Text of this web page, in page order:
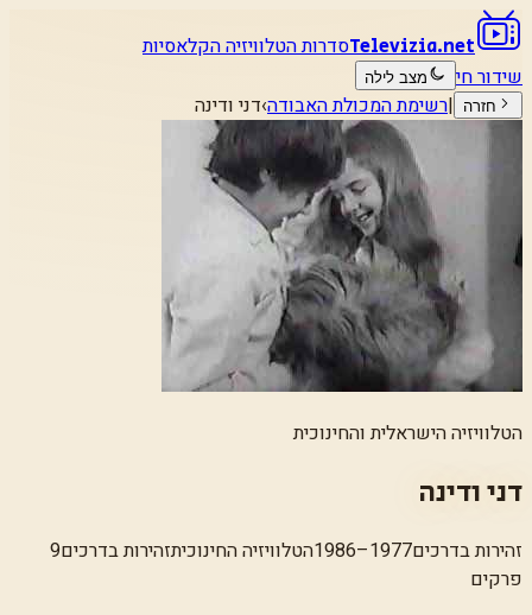
Televizia.netסדרות הטלוויזיה הקלאסיות
שידור חי
מצב לילה
חזרה
|רשימת המכולת האבודה›דני ודינה
הטלוויזיה הישראלית והחינוכית
דני ודינה
זהירות בדרכים1977–1986 הטלוויזיה החינוכיתזהירות בדרכים9
פרקים